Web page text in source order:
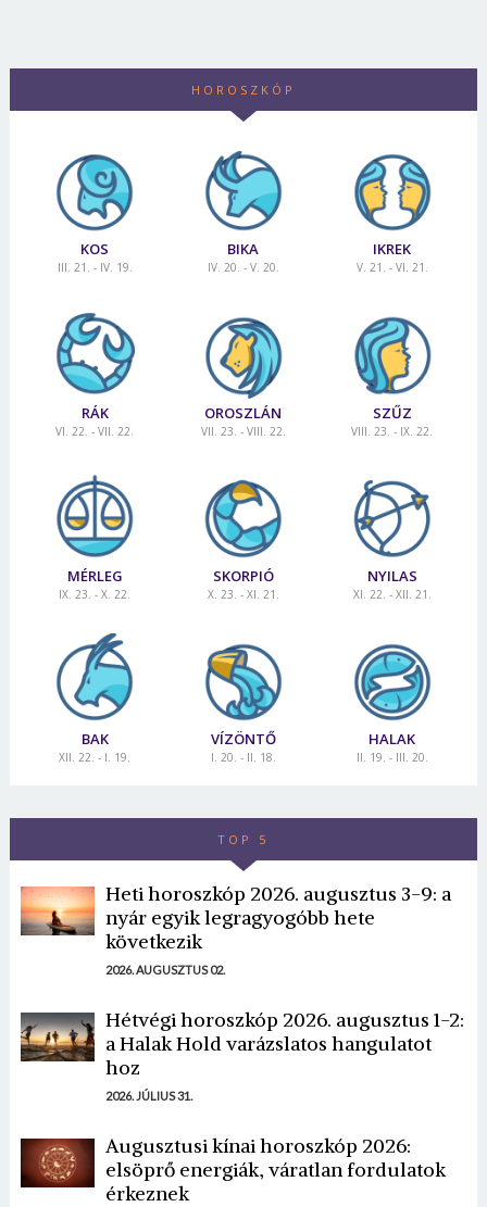
HOROSZKÓP
KOS
III. 21. - IV. 19.
BIKA
IV. 20. - V. 20.
IKREK
V. 21. - VI. 21.
RÁK
VI. 22. - VII. 22.
OROSZLÁN
VII. 23. - VIII. 22.
SZŰZ
VIII. 23. - IX. 22.
MÉRLEG
IX. 23. - X. 22.
SKORPIÓ
X. 23. - XI. 21.
NYILAS
XI. 22. - XII. 21.
BAK
XII. 22. - I. 19.
VÍZÖNTŐ
I. 20. - II. 18.
HALAK
II. 19. - III. 20.
TOP 5
Heti horoszkóp 2026. augusztus 3-9: a
nyár egyik legragyogóbb hete
következik
2026. AUGUSZTUS 02.
Hétvégi horoszkóp 2026. augusztus 1-2:
a Halak Hold varázslatos hangulatot
hoz
2026. JÚLIUS 31.
Augusztusi kínai horoszkóp 2026:
elsöprő energiák, váratlan fordulatok
érkeznek